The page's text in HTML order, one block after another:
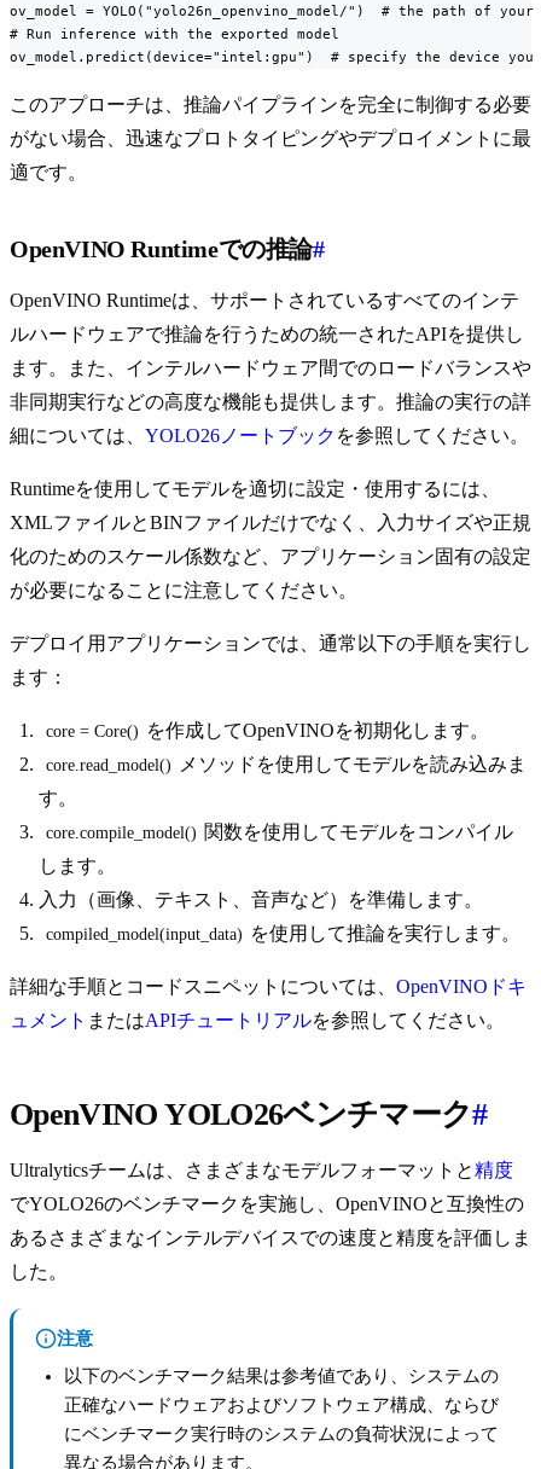
ov_model = YOLO("yolo26n_openvino_model/")  # the path of your
# Run inference with the exported model
ov_model.predict(device="intel:gpu")  # specify the device
このアプローチは、推論パイプラインを完全に制御する必要
がない場合、迅速なプロトタイピングやデプロイメントに最
適です。
OpenVINO Runtimeでの推論#
OpenVINO Runtimeは、サポートされているすべてのインテ
ルハードウェアで推論を行うための統一されたAPIを提供し
ます。また、インテルハードウェア間でのロードバランスや
非同期実行などの高度な機能も提供します。推論の実行の詳
細については、 YOLO26ノートブック を参照してください。
Runtimeを使用してモデルを適切に設定・使用するには、
XMLファイルとBINファイルだけでなく、入力サイズや正規
化のためのスケール係数など、アプリケーション固有の設定
が必要になることに注意してください。
デプロイ用アプリケーションでは、通常以下の手順を実行し
ます：
core = Core() を作成してOpenVINOを初期化します。
core.read_model()
メソッドを使用してモデルを読み込みま
す。
core.compile_model() 関数を使用してモデルをコンパイル
します。
入力（画像、テキスト、音声など）を準備します。
compiled_model(input_data) を使用して推論を実行します。
詳細な手順とコードスニペットについては、 OpenVINOドキ
ュメント またはAPIチュートリアルを参照してください。
OpenVINO YOLO26ベンチマーク#
Ultralyticsチームは、さまざまなモデルフォーマットと精度
でYOLO26のベンチマークを実施し、OpenVINOと互換性の
あるさまざまなインテルデバイスでの速度と精度を評価しま
した。
注意
以下のベンチマーク結果は参考値であり、システムの
正確なハードウェアおよびソフトウェア構成、ならび
にベンチマーク実行時のシステムの負荷状況によって
異なる場合があります。